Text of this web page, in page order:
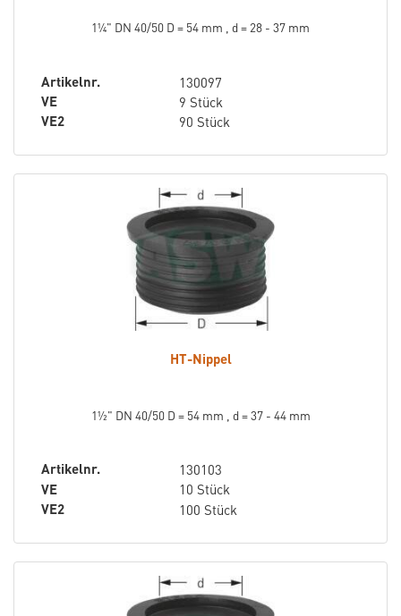
1¼" DN 40/50 D = 54 mm , d = 28 - 37 mm
Artikelnr.
130097
VE
9 Stück
VE2
90 Stück
HT-Nippel
1½" DN 40/50 D = 54 mm , d = 37 - 44 mm
Artikelnr.
130103
VE
10 Stück
VE2
100 Stück